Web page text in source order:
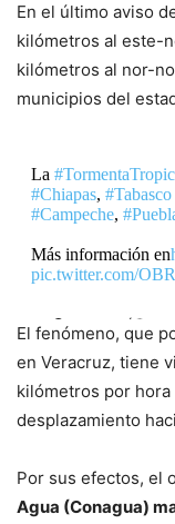
En el último aviso
kilómetros al este-
kilómetros al nor-
municipios del
La
#Chiapas, #Tabasco
#Campeche,
Más información en
pic.twitter.com/
— Conagua
El fenómeno, que
en Veracruz, tiene
kilómetros por
desplazamiento
Por sus efectos, el
Agua (Conagua)